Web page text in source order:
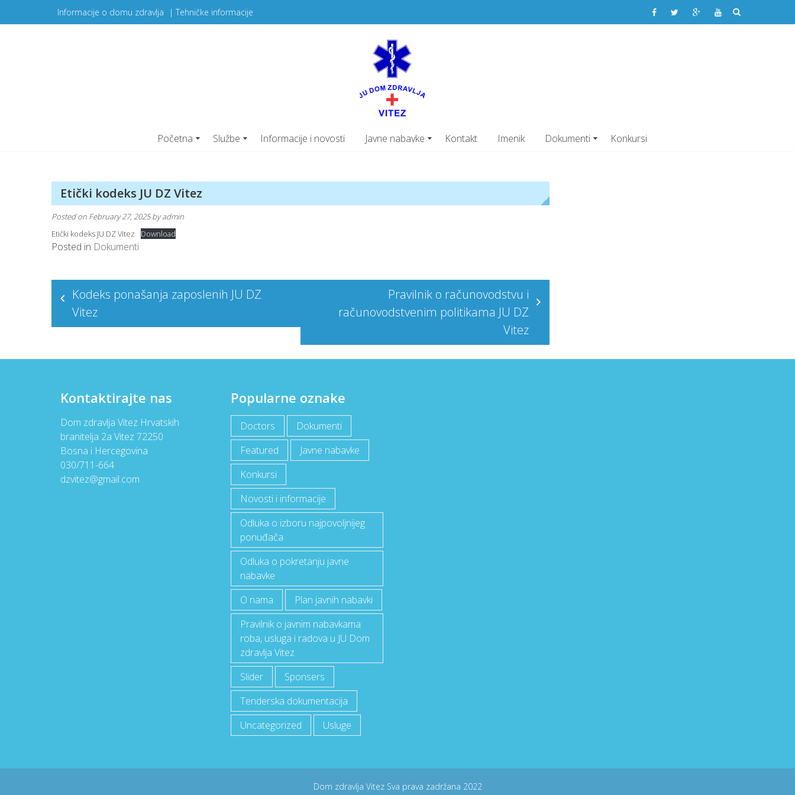
Informacije o domu zdravlja | Tehničke informacije
Početna Službe Informacije i novosti Javne nabavke Kontakt Imenik Dokumenti Konkursi
Etički kodeks JU DZ Vitez
Posted on February 27, 2025byadmin
Etički kodeks JU DZ Vitez
Download
Posted in Dokumenti
Post
navigation
Kodeks ponašanja zaposlenih JU DZ
Vitez
Pravilnik o računovodstvu i
računovodstvenim politikama JU DZ
Vitez
Kontaktirajte nas
Dom zdravlja Vitez Hrvatskih
branitelja 2a Vitez 72250
Bosna i Hercegovina
030/711-664
dzvitez@gmail.com
Popularne oznake
Doctors
Dokumenti
Featured
Javne nabavke
Konkursi
Novosti i informacije
Odluka o izboru najpovoljnijeg
ponuđača
Odluka o pokretanju javne
nabavke
O nama
Plan javnih nabavki
Pravilnik o javnim nabavkama
roba, usluga i radova u JU Dom
zdravlja Vitez
Slider
Sponsers
Tenderska dokumentacija
Uncategorized
Usluge
Dom zdravlja Vitez Sva prava zadržana 2022